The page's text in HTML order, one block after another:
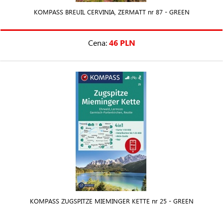
KOMPASS BREUIL CERVINIA, ZERMATT nr 87 - GREEN
Cena:46 PLN
KOMPASS ZUGSPITZE MIEMINGER KETTE nr 25 - GREEN